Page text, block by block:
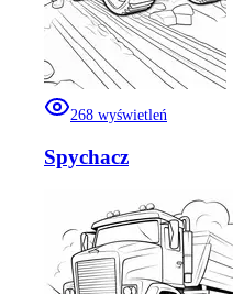
268 wyświetleń
Spychacz